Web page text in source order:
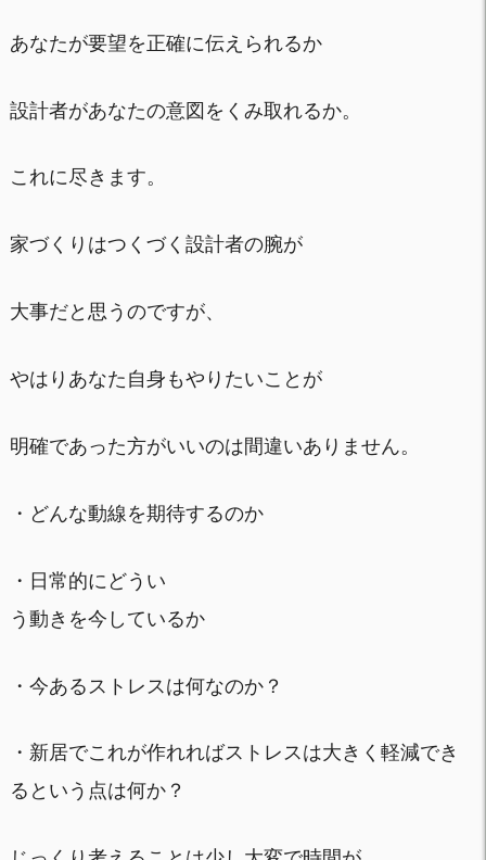
あなたが要望を正確に伝えられるか
設計者があなたの意図をくみ取れるか。
これに尽きます。
家づくりはつくづく設計者の腕が
大事だと思うのですが、
やはりあなた自身もやりたいことが
明確であった方がいいのは間違いありません。
・どんな動線を期待するのか
・日常的にどうい
う動きを今しているか
・今あるストレスは何なのか？
・新居でこれが作れればストレスは大きく軽減でき
るという点は何か？